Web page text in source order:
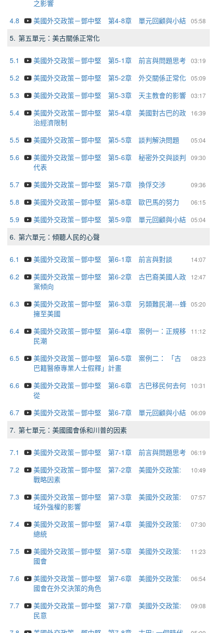
之影響
4.8
05:58
美國外交政策－鄧中堅 第4-8章 單元回顧與小結
5. 第五單元：美古關係正常化
5.1 03:19
美國外交政策－鄧中堅 第5-1章 前言與問題思考
5.2
05:09
美國外交政策－鄧中堅 第5-2章 外交關係正常化
5.3
03:17
美國外交政策－鄧中堅 第5-3章 天主教會的影響
5.4
16:39
美國外交政策－鄧中堅 第5-4章 美國對古巴的政
治經濟限制
5.5
05:04
美國外交政策－鄧中堅 第5-5章 談判解決問題
5.6
09:30
美國外交政策－鄧中堅 第5-6章 秘密外交與談判
代表
5.7
09:36
美國外交政策－鄧中堅 第5-7章 換俘交涉
5.8
06:15
美國外交政策－鄧中堅 第5-8章 歐巴馬的努力
5.9
05:04
美國外交政策－鄧中堅 第5-9章 單元回顧與小結
6. 第六單元：傾聽人民的心聲
6.1 14:07
美國外交政策－鄧中堅 第6-1章 前言與對談
6.2
12:47
美國外交政策－鄧中堅 第6-2章 古巴裔美國人政
黨傾向
6.3
05:20
美國外交政策－鄧中堅 第6-3章 另類難民潮---蜂
擁至美國
6.4
11:12
美國外交政策－鄧中堅 第6-4章 案例一：正規移
民潮
6.5
08:23
美國外交政策－鄧中堅 第6-5章 案例二： 「古
巴籍醫療專業人士假釋」計畫
6.6
10:31
美國外交政策－鄧中堅 第6-6章 古巴移民何去何
從
6.7
06:09
美國外交政策－鄧中堅 第6-7章 單元回顧與小結
7. 第七單元：美國國會係和川普的因素
7.1 06:19
美國外交政策－鄧中堅 第7-1章 前言與問題思考
7.2
10:49
美國外交政策－鄧中堅 第7-2章 美國外交政策:
戰略因素
7.3
07:57
美國外交政策－鄧中堅 第7-3章 美國外交政策:
域外強權的影響
7.4
07:30
美國外交政策－鄧中堅 第7-4章 美國外交政策:
總統
7.5
11:23
美國外交政策－鄧中堅 第7-5章 美國外交政策:
國會
7.6
06:54
美國外交政策－鄧中堅 第7-6章 美國外交政策:
國會在外交決策的角色
7.7
09:08
美國外交政策－鄧中堅 第7-7章 美國外交政策:
民意